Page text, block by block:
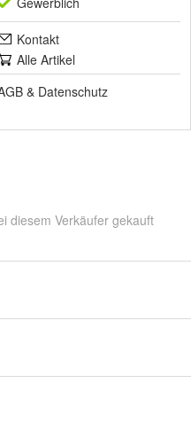
Kontakt
Alle Artikel
& Datenschutz
diesem Verkäufer gekauft